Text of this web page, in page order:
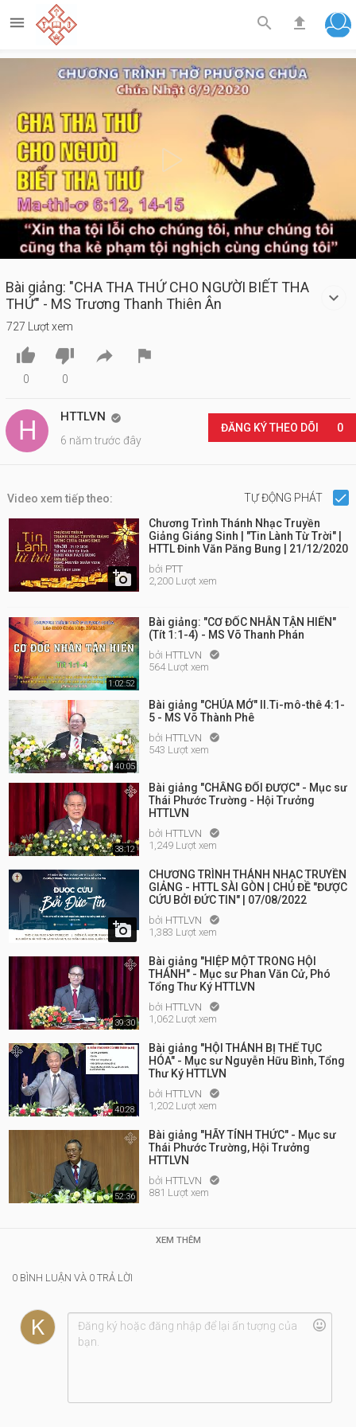
  
Video
Bài giảng: "CHA THA THỨ CHO NGƯỜI BIẾT THA
THỨ" - MS Trương Thanh Thiên Ân
727 Lượt xem

0

0
 
HTTLVN 
6 năm trước đây
ĐĂNG KÝ THEO DÕI 0
Video xem tiếp theo: TỰ ĐỘNG PHÁT

Chương Trình Thánh Nhạc Truyền
Giảng Giáng Sinh | "Tin Lành Từ Trời" |
HTTL Đinh Văn Păng Bung | 21/12/2020
bởi PTT
2,200 Lượt xem
1:02:52
Bài giảng: "CƠ ĐỐC NHÂN TẬN HIẾN"
(Tít 1:1-4) - MS Võ Thanh Phán
bởi HTTLVN 
564 Lượt xem
40:05
Bài giảng "CHÚA MỞ" II.Ti-mô-thê 4:1-
5 - MS Võ Thành Phê
bởi HTTLVN 
543 Lượt xem
38:12
Bài giảng "CHẲNG ĐỔI ĐƯỢC" - Mục sư
Thái Phước Trường - Hội Trưởng
HTTLVN
bởi HTTLVN 
1,249 Lượt xem

CHƯƠNG TRÌNH THÁNH NHẠC TRUYỀN
GIẢNG - HTTL SÀI GÒN | CHỦ ĐỀ "ĐƯỢC
CỨU BỞI ĐỨC TIN" | 07/08/2022
bởi HTTLVN 
1,383 Lượt xem
39:30
Bài giảng "HIỆP MỘT TRONG HỘI
THÁNH" - Mục sư Phan Văn Cử, Phó
Tổng Thư Ký HTTLVN
bởi HTTLVN 
1,062 Lượt xem
40:28
Bài giảng "HỘI THÁNH BỊ THẾ TỤC
HÓA" - Mục sư Nguyễn Hữu Bình, Tổng
Thư Ký HTTLVN
bởi HTTLVN 
1,202 Lượt xem
52:36
Bài giảng "HÃY TỈNH THỨC" - Mục sư
Thái Phước Trường, Hội Trưởng
HTTLVN
bởi HTTLVN 
881 Lượt xem
XEM THÊM
0 BÌNH LUẬN VÀ 0 TRẢ LỜI